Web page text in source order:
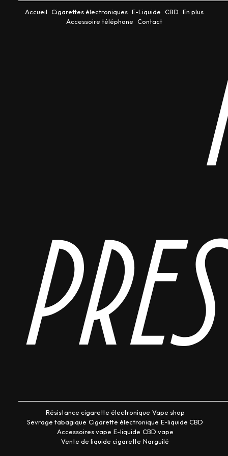
Accueil Cigarettes électroniques E-Liquide CBD En plus
Accessoire téléphone Contact
Résistance cigarette électronique Vape shop
Sevrage tabagique Cigarette électronique E-liquide CBD
Accessoires vape E-liquide CBD vape
Vente de liquide cigarette Narguilé